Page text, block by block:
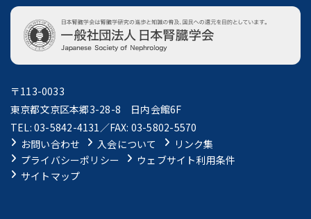
〒113-0033
東京都文京区本郷3-28-8 日内会館6F
TEL: 03-5842-4131／FAX: 03-5802-5570
お問い合わせ
入会について
リンク集
プライバシーポリシー
ウェブサイト利用条件
サイトマップ